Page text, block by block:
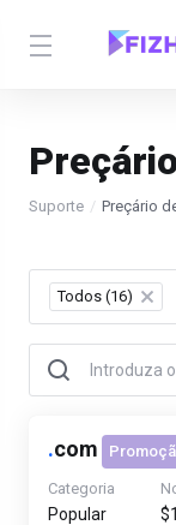
Suporte Preçário
Todos (16) ×
.com
Categoria
Popular